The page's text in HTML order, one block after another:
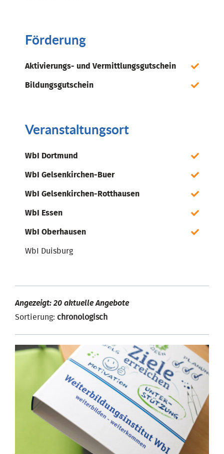
Förderung
Aktivierungs- und Vermittlungsgutschein
Bildungsgutschein
Veranstaltungsort
WbI Dortmund
WbI Gelsenkirchen-Buer
WbI Gelsenkirchen-Rotthausen
WbI Essen
WbI Oberhausen
WbI Duisburg
Angezeigt: 20 aktuelle Angebote
Sortierung: chronologisch